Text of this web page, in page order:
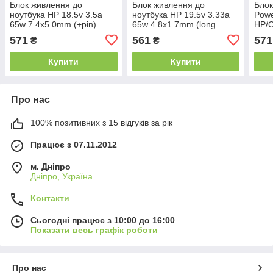
Блок живлення до
ноутбука HP 18.5v 3.5a
65w 7.4x5.0mm (+pin)
(Kolega-Power (A++)) 24
міс.гар.
571 ₴
Купити
Блок живлення до
ноутбука HP 19.5v 3.33a
65w 4.8x1.7mm (long
(A++)) 24 міс.гар.
561₴
Купити
HP/
міс)
571
Про нас
100% позитивних з 15 відгуків за рік
Працює з 07.11.2012
м. Дніпро
Дніпро, Україна
Контакти
Сьогодні працює з 10:00 до 16:00
Показати весь графік роботи
Про нас